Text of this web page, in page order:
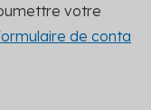
votre
de conta